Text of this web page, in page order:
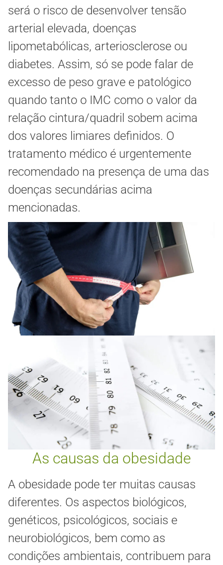
será o risco de desenvolver tensão
arterial elevada, doenças
lipometabólicas, arteriosclerose ou
diabetes. Assim, só se pode falar de
excesso de peso grave e patológico
quando tanto o IMC como o valor da
relação cintura/quadril sobem acima
dos valores limiares definidos. O
tratamento médico é urgentemente
recomendado na presença de uma das
doenças secundárias acima
mencionadas.
As causas da obesidade
A obesidade pode ter muitas causas
diferentes. Os aspectos biológicos,
genéticos, psicológicos, sociais e
neurobiológicos, bem como as
condições ambientais, contribuem para